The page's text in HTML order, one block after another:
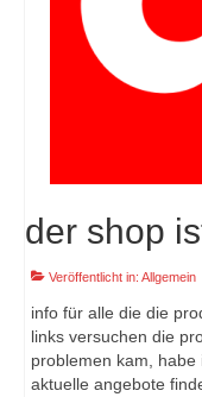
der shop
Veröffentlicht in: Allgemein
info für alle die die
links versuchen die
problemen kam,
aktuelle angebote